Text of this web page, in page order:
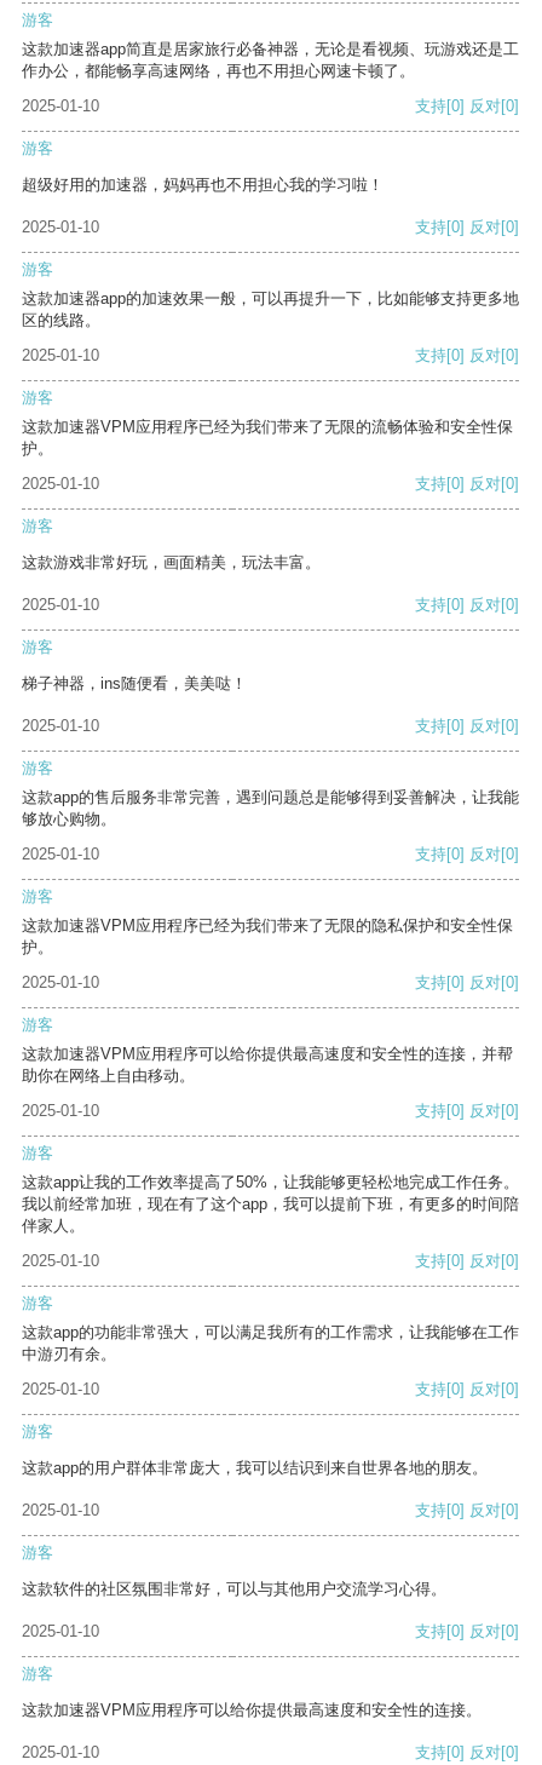
游客
这款加速器app简直是居家旅行必备神器，无论是看视频、玩游戏还是工
作办公，都能畅享高速网络，再也不用担心网速卡顿了。
2025-01-10
支持[0] 反对[0]
游客
超级好用的加速器，妈妈再也不用担心我的学习啦！
2025-01-10 支持[0] 反对[0]
游客
这款加速器app的加速效果一般，可以再提升一下，比如能够支持更多地
区的线路。
2025-01-10
支持[0] 反对[0]
游客
这款加速器VPM应用程序已经为我们带来了无限的流畅体验和安全性保
护。
2025-01-10
支持[0] 反对[0]
游客
这款游戏非常好玩，画面精美，玩法丰富。
2025-01-10 支持[0] 反对[0]
游客
梯子神器，ins随便看，美美哒！
2025-01-10 支持[0] 反对[0]
游客
这款app的售后服务非常完善，遇到问题总是能够得到妥善解决，让我能
够放心购物。
2025-01-10
支持[0] 反对[0]
游客
这款加速器VPM应用程序已经为我们带来了无限的隐私保护和安全性保
护。
2025-01-10
支持[0] 反对[0]
游客
这款加速器VPM应用程序可以给你提供最高速度和安全性的连接，并帮
助你在网络上自由移动。
2025-01-10
支持[0] 反对[0]
游客
这款app让我的工作效率提高了50%，让我能够更轻松地完成工作任务。
我以前经常加班，现在有了这个app，我可以提前下班，有更多的时间陪
伴家人。
2025-01-10
支持[0] 反对[0]
游客
这款app的功能非常强大，可以满足我所有的工作需求，让我能够在工作
中游刃有余。
2025-01-10
支持[0] 反对[0]
游客
这款app的用户群体非常庞大，我可以结识到来自世界各地的朋友。
2025-01-10 支持[0] 反对[0]
游客
这款软件的社区氛围非常好，可以与其他用户交流学习心得。
2025-01-10 支持[0] 反对[0]
游客
这款加速器VPM应用程序可以给你提供最高速度和安全性的连接。
2025-01-10 支持[0] 反对[0]